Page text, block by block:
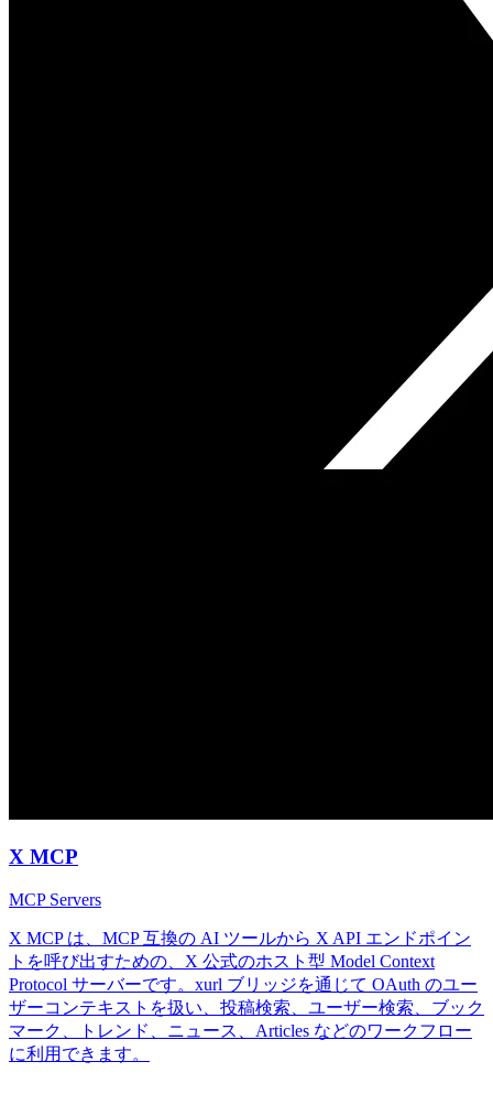
X MCP
MCP Servers
X MCP は、MCP 互換の AI ツールから X API エンドポイン
トを呼び出すための、X 公式のホスト型 Model Context
Protocol サーバーです。xurl ブリッジを通じて OAuth のユー
ザーコンテキストを扱い、投稿検索、ユーザー検索、ブック
マーク、トレンド、ニュース、Articles などのワークフロー
に利用できます。